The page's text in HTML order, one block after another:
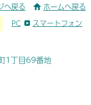
へ戻る ホームへ戻る
PC スマートフォン
1丁目69番地